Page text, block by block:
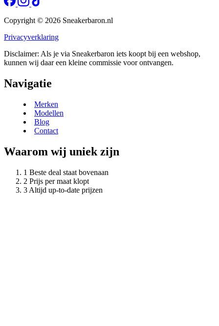
Copyright © 2026 Sneakerbaron.nl
Privacyverklaring
Disclaimer: Als je via Sneakerbaron iets koopt bij een webshop,
kunnen wij daar een kleine commissie voor ontvangen.
Navigatie
Merken
Modellen
Blog
Contact
Waarom wij uniek zijn
Beste deal staat bovenaan
Prijs per maat klopt
Altijd up-to-date prijzen